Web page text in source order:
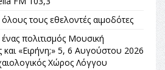
τους εθελοντές αιμοδότες
πολιτισμός Μουσική
«Ειρήνη;» 5, 6 Αυγούστου 2026
Χώρος Λόγγου